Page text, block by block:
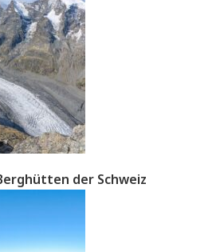
der Schweiz